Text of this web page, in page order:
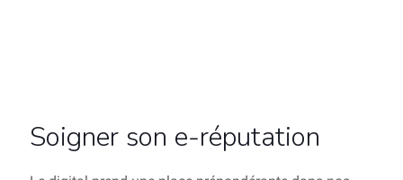
Soigner son e-réputation